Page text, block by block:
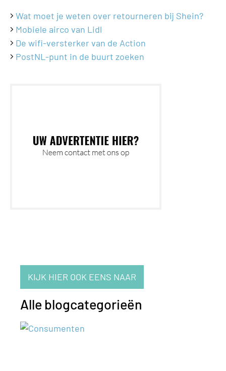
Wat moet je weten over retourneren bij Shein?
Mobiele airco van Lidl
De wifi-versterker van de Action
PostNL-punt in de buurt zoeken
KIJK HIER OOK EENS NAAR
Alle blogcategorieën